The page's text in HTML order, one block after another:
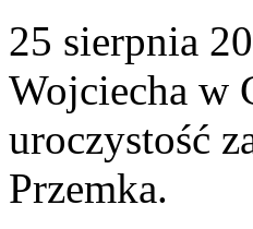
25 sierpnia
Wojciecha w
uroczystość
Przemka.